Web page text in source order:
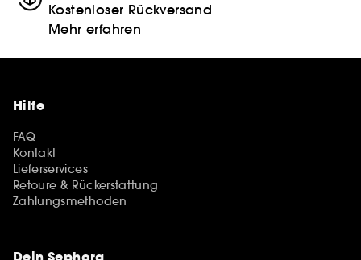
Kostenloser Rückversand
Mehr erfahren
Hilfe
FAQ
Kontakt
Lieferservices
Retoure & Rückerstattung
Zahlungsmethoden